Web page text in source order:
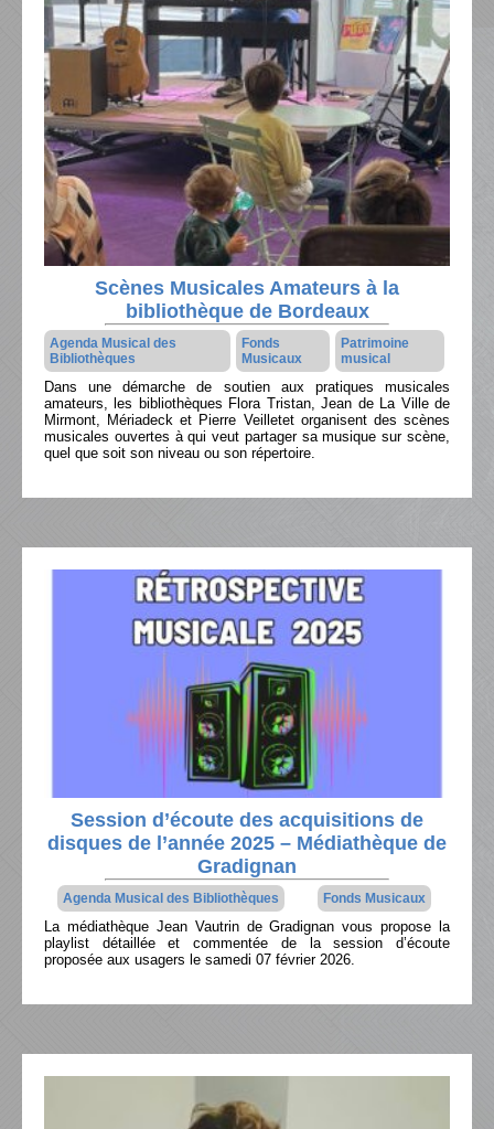
Scènes Musicales Amateurs à la
bibliothèque de Bordeaux
Agenda Musical des
Bibliothèques
Fonds
Musicaux
Patrimoine
musical
Dans une démarche de soutien aux pratiques musicales
amateurs, les bibliothèques Flora Tristan, Jean de La Ville de
Mirmont, Mériadeck et Pierre Veilletet organisent des scènes
musicales ouvertes à qui veut partager sa musique sur scène,
quel que soit son niveau ou son répertoire.
Session d’écoute des acquisitions de
disques de l’année 2025 – Médiathèque de
Gradignan
Agenda Musical des Bibliothèques Fonds Musicaux
La médiathèque Jean Vautrin de Gradignan vous propose la
playlist détaillée et commentée de la session d’écoute
proposée aux usagers le samedi 07 février 2026.